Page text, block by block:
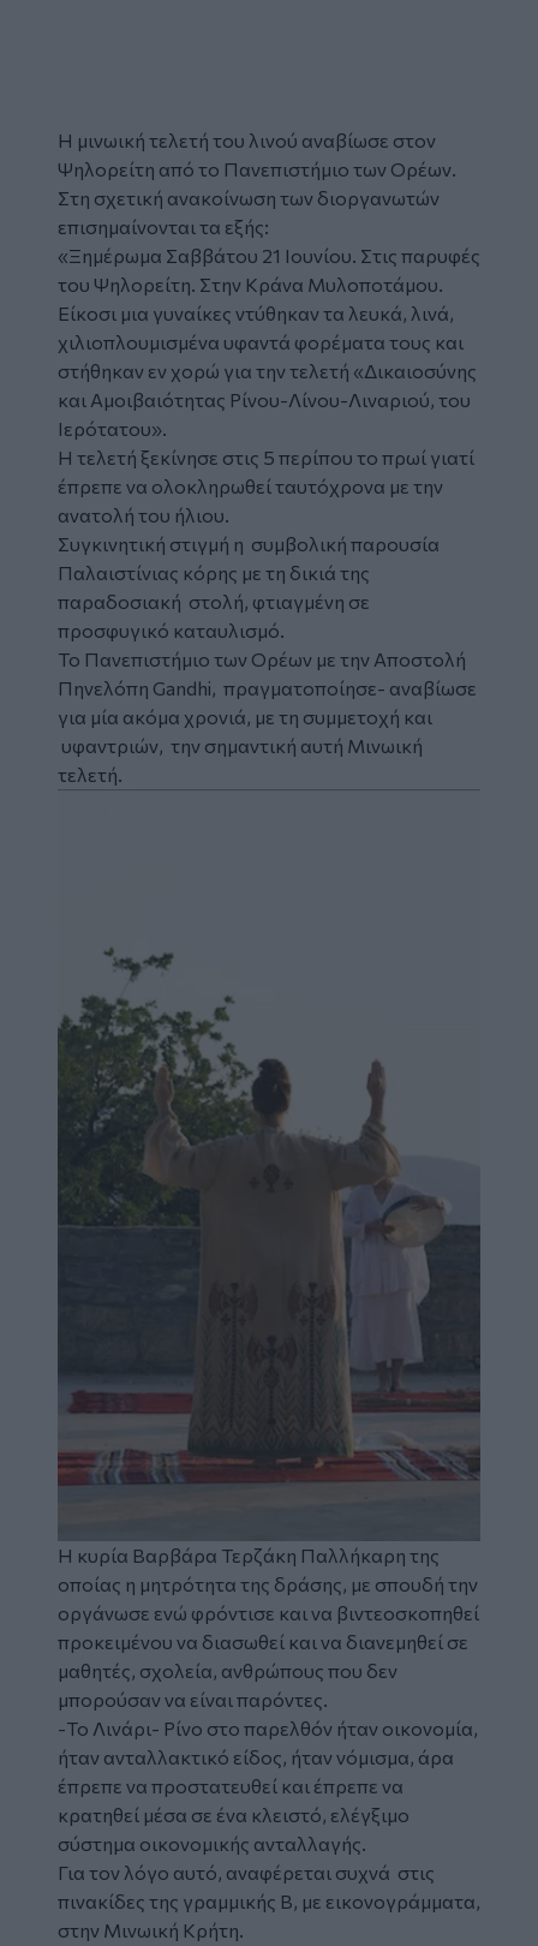
Η μινωική τελετή του λινού αναβίωσε στον
Ψηλορείτη από το Πανεπιστήμιο των Ορέων.
Στη σχετική ανακοίνωση των διοργανωτών
επισημαίνονται τα εξής:
«Ξημέρωμα Σαββάτου 21 Ιουνίου. Στις παρυφές
του Ψηλορείτη. Στην Κράνα Μυλοποτάμου.
Είκοσι μια γυναίκες ντύθηκαν τα λευκά, λινά,
χιλιοπλουμισμένα υφαντά φορέματα τους και
στήθηκαν εν χορώ για την τελετή «Δικαιοσύνης
και Αμοιβαιότητας Ρίνου-Λίνου-Λιναριού, του
Ιερότατου».
Η τελετή ξεκίνησε στις 5 περίπου το πρωί γιατί
έπρεπε να ολοκληρωθεί ταυτόχρονα με την
ανατολή του ήλιου.
Συγκινητική στιγμή η συμβολική παρουσία
Παλαιστίνιας κόρης με τη δικιά της
παραδοσιακή στολή, φτιαγμένη σε
προσφυγικό καταυλισμό.
Το Πανεπιστήμιο των Ορέων με την Αποστολή
Πηνελόπη Gandhi, πραγματοποίησε- αναβίωσε
για μία ακόμα χρονιά, με τη συμμετοχή και
υφαντριών, την σημαντική αυτή Μινωική
τελετή.
Η κυρία Βαρβάρα Τερζάκη Παλλήκαρη της
οποίας η μητρότητα της δράσης, με σπουδή την
οργάνωσε ενώ φρόντισε και να βιντεοσκοπηθεί
προκειμένου να διασωθεί και να διανεμηθεί σε
μαθητές, σχολεία, ανθρώπους που δεν
μπορούσαν να είναι παρόντες.
-Το Λινάρι- Ρίνο στο παρελθόν ήταν οικονομία,
ήταν ανταλλακτικό είδος, ήταν νόμισμα, άρα
έπρεπε να προστατευθεί και έπρεπε να
κρατηθεί μέσα σε ένα κλειστό, ελέγξιμο
σύστημα οικονομικής ανταλλαγής.
Για τον λόγο αυτό, αναφέρεται συχνά στις
πινακίδες της γραμμικής Β, με εικονογράμματα,
στην Μινωική Κρήτη.